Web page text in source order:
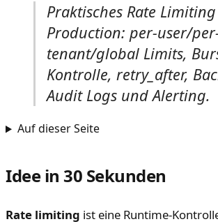
Praktisches Rate
Production: per-user/
tenant/global Limits,
Kontrolle, retry_after,
Audit Logs und Alerting.
Auf dieser Seite
Idee in 30 Sekunden
Rate limiting ist eine Runtime-